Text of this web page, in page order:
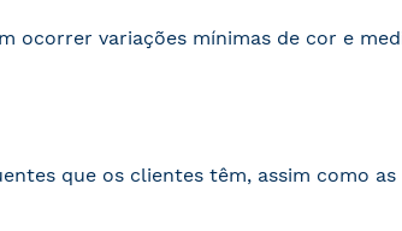
ocorrer variações mínimas de cor e
que os clientes têm, assim como